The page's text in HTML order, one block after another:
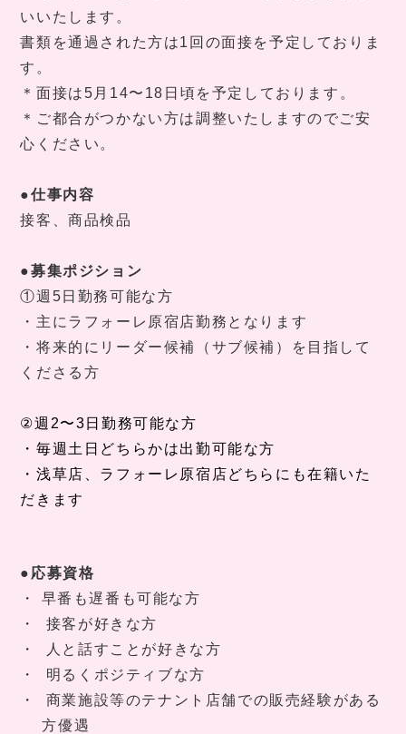
いいたします。
書類を通過された方は1 回の面接を予定しておりま
す。
＊面接は5 月 14〜 18 日頃を予定しております。
＊ご都合がつかない方は調整いたしますのでご安
心ください。
●仕事内容
接客、商品検品
●募集ポジション
①週5日勤務可能な方
・主にラフォーレ原宿店勤務となります
・将来的にリーダー候補（サブ候補）を目指して
くださる方
②週 2〜3 日勤務可能な方
・毎週土日どちらかは出勤可能な方
・ 浅草店、ラフォーレ原宿店どちらにも在籍いた
だきます
●応募資格
・
早番も遅番も可能な方
・
接客が好きな方
・
人と話すことが好きな方
・
明るくポジティブな方
・
商業施設等のテナント店舗での販売経験がある
方優遇